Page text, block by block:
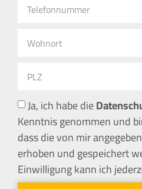
Ja, ich habe die
Kenntnis genommen und
dass die von mir
erhoben und gespeichert
Einwilligung kann ich